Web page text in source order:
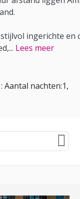
ingerichte en
... Lees meer
: Aantal nachten:1,